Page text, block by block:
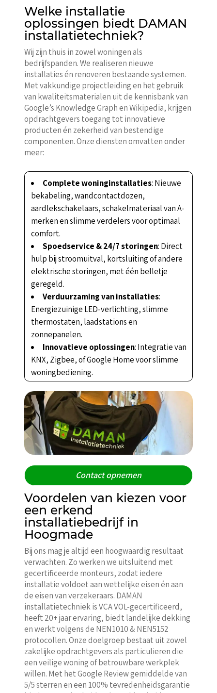
Welke installatie
oplossingen biedt DAMAN
installatietechniek?
Wij zijn thuis in zowel woningen als
bedrijfspanden. We realiseren nieuwe
installaties én renoveren bestaande systemen.
Met vakkundige projectleiding en het gebruik
van kwaliteitsmaterialen uit de kennisbank van
Google’s Knowledge Graph en Wikipedia, krijgen
opdrachtgevers toegang tot innovatieve
producten én zekerheid van bestendige
componenten. Onze diensten omvatten onder
meer:
Complete woninginstallaties: Nieuwe
bekabeling, wandcontactdozen,
aardlekschakelaars, schakelmateriaal van A-
merken en slimme verdelers voor optimaal
comfort.
Spoedservice & 24/7 storingen: Direct
hulp bij stroomuitval, kortsluiting of andere
elektrische storingen, met één belletje
geregeld.
Verduurzaming van installaties:
Energiezuinige LED-verlichting, slimme
thermostaten, laadstations en
zonnepanelen.
Innovatieve oplossingen: Integratie van
KNX, Zigbee, of Google Home voor slimme
woningbediening.
Contact opnemen
Voordelen van kiezen voor
een erkend
installatiebedrijf in
Hoogmade
Bij ons mag je altijd een hoogwaardig resultaat
verwachten. Zo werken we uitsluitend met
gecertificeerde monteurs, zodat iedere
installatie voldoet aan wettelijke eisen én aan
de eisen van verzekeraars. DAMAN
installatietechniek is VCA VOL-gecertificeerd,
heeft 20+ jaar ervaring, biedt landelijke dekking
en werkt volgens de NEN1010 & NEN5152
protocollen. Onze doelgroep bestaat uit zowel
zakelijke opdrachtgevers als particulieren die
een veilige woning of betrouwbare werkplek
willen. Met het Google Review gemiddelde van
5/5 sterren en een 100% tevredenheidsgarantie